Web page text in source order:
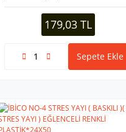
(JENGA & GRADİTİ) (HIZ & DİKKAT &
REFLEKS OYUNU) (+3 YAŞ) (ZEKA
GELİŞİMİNİ DESTEKLER)*25
179,03 TL
Sepete Ekle